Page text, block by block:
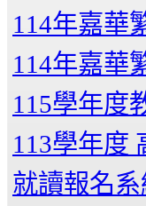
114年嘉華
114年嘉華
115學年度
113學年度
就讀報名系